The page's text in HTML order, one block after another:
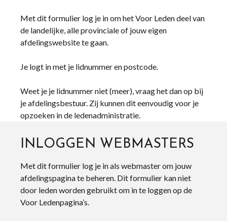
Met dit formulier log je in om het Voor Leden deel van
de landelijke, alle provinciale of jouw eigen
afdelingswebsite te gaan.
Je logt in met je lidnummer en postcode.
Weet je je lidnummer niet (meer), vraag het dan op bij
je afdelingsbestuur. Zij kunnen dit eenvoudig voor je
opzoeken in de ledenadministratie.
INLOGGEN WEBMASTERS
Met dit formulier log je in als webmaster om jouw
afdelingspagina te beheren. Dit formulier kan niet
door leden worden gebruikt om in te loggen op de
Voor Ledenpagina’s.